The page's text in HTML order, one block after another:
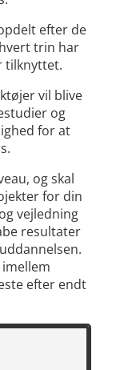
efter de
trin har
tilknyttet.
vil blive
og
for at
og skal
for din
vejledning
resultater
efter endt